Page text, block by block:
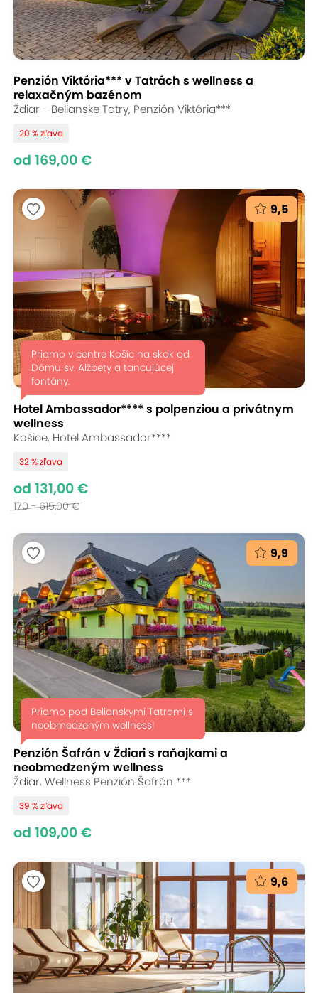
Penzión Viktória*** v Tatrách s wellness a
relaxačným bazénom
Ždiar - Belianske Tatry, Penzión Viktória***
20 % zľava
od 169,00 €
9,5
Priamo v centre Košíc na skok od
Dómu sv. Alžbety a tancujúcej
fontány.
Hotel Ambassador**** s polpenziou a privátnym
wellness
Košice, Hotel Ambassador****
32 % zľava
od 131,00 €
170 - 615,00 €
9,9
Priamo pod Belianskymi Tatrami s
neobmedzeným wellness!
Penzión Šafrán v Ždiari s raňajkami a
neobmedzeným wellness
Ždiar, Wellness Penzión Šafrán ***
39 % zľava
od 109,00 €
9,6